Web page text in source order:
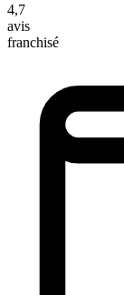
4,7
avis
franchisé